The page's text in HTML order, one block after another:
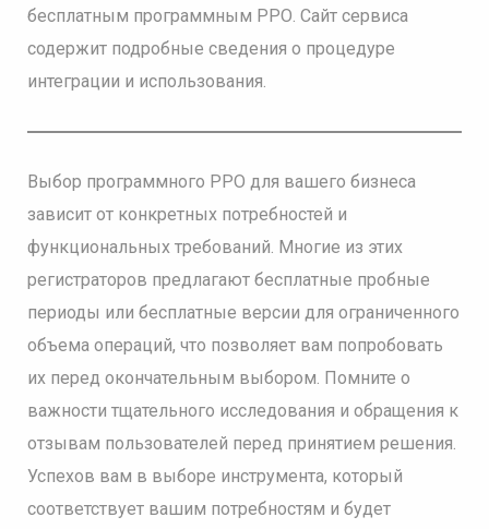
бесплатным программным РРО. Сайт сервиса
содержит подробные сведения о процедуре
интеграции и использования.
Выбор программного РРО для вашего бизнеса
зависит от конкретных потребностей и
функциональных требований. Многие из этих
регистраторов предлагают бесплатные пробные
периоды или бесплатные версии для ограниченного
объема операций, что позволяет вам попробовать
их перед окончательным выбором. Помните о
важности тщательного исследования и обращения к
отзывам пользователей перед принятием решения.
Успехов вам в выборе инструмента, который
соответствует вашим потребностям и будет